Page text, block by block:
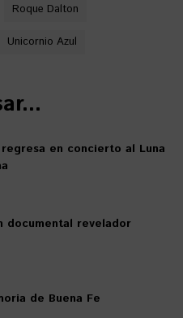
Roque Dalton
Unicornio Azul
en concierto al Luna
documental revelador
de Buena Fe